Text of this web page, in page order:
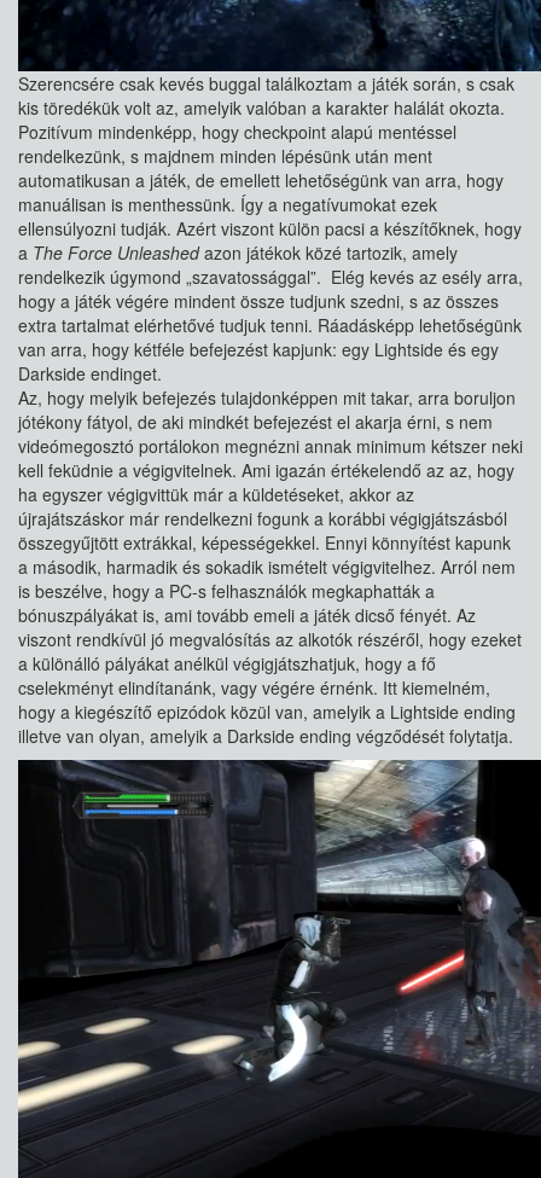
Szerencsére csak kevés buggal találkoztam a játék során, s csak
kis töredékük volt az, amelyik valóban a karakter halálát okozta.
Pozitívum mindenképp, hogy checkpoint alapú mentéssel
rendelkezünk, s majdnem minden lépésünk után ment
automatikusan a játék, de emellett lehetőségünk van arra, hogy
manuálisan is menthessünk. Így a negatívumokat ezek
ellensúlyozni tudják. Azért viszont külön pacsi a készítőknek, hogy
a The Force Unleashedazon játékok közé tartozik, amely
rendelkezik úgymond „szavatossággal”. Elég kevés az esély arra,
hogy a játék végére mindent össze tudjunk szedni, s az összes
extra tartalmat elérhetővé tudjuk tenni. Ráadásképp lehetőségünk
van arra, hogy kétféle befejezést kapjunk: egy Lightside és egy
Darkside endinget.
Az, hogy melyik befejezés tulajdonképpen mit takar, arra boruljon
jótékony fátyol, de aki mindkét befejezést el akarja érni, s nem
videómegosztó portálokon megnézni annak minimum kétszer neki
kell feküdnie a végigvitelnek. Ami igazán értékelendő az az, hogy
ha egyszer végigvittük már a küldetéseket, akkor az
újrajátszáskor már rendelkezni fogunk a korábbi végigjátszásból
összegyűjtött extrákkal, képességekkel. Ennyi könnyítést kapunk
a második, harmadik és sokadik ismételt végigvitelhez. Arról nem
is beszélve, hogy a PC-s felhasználók megkaphatták a
bónuszpályákat is, ami tovább emeli a játék dicső fényét. Az
viszont rendkívül jó megvalósítás az alkotók részéről, hogy ezeket
a különálló pályákat anélkül végigjátszhatjuk, hogy a fő
cselekményt elindítanánk, vagy végére érnénk. Itt kiemelném,
hogy a kiegészítő epizódok közül van, amelyik a Lightside ending
illetve van olyan, amelyik a Darkside ending végződését folytatja.